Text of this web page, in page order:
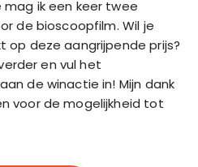
ik een keer twee
de bioscoopfilm. Wil je
op deze aangrijpende prijs?
en vul het
de winactie in! Mijn dank
voor de mogelijkheid tot